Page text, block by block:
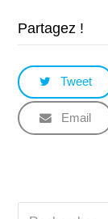
Partagez !
Tweet
Email